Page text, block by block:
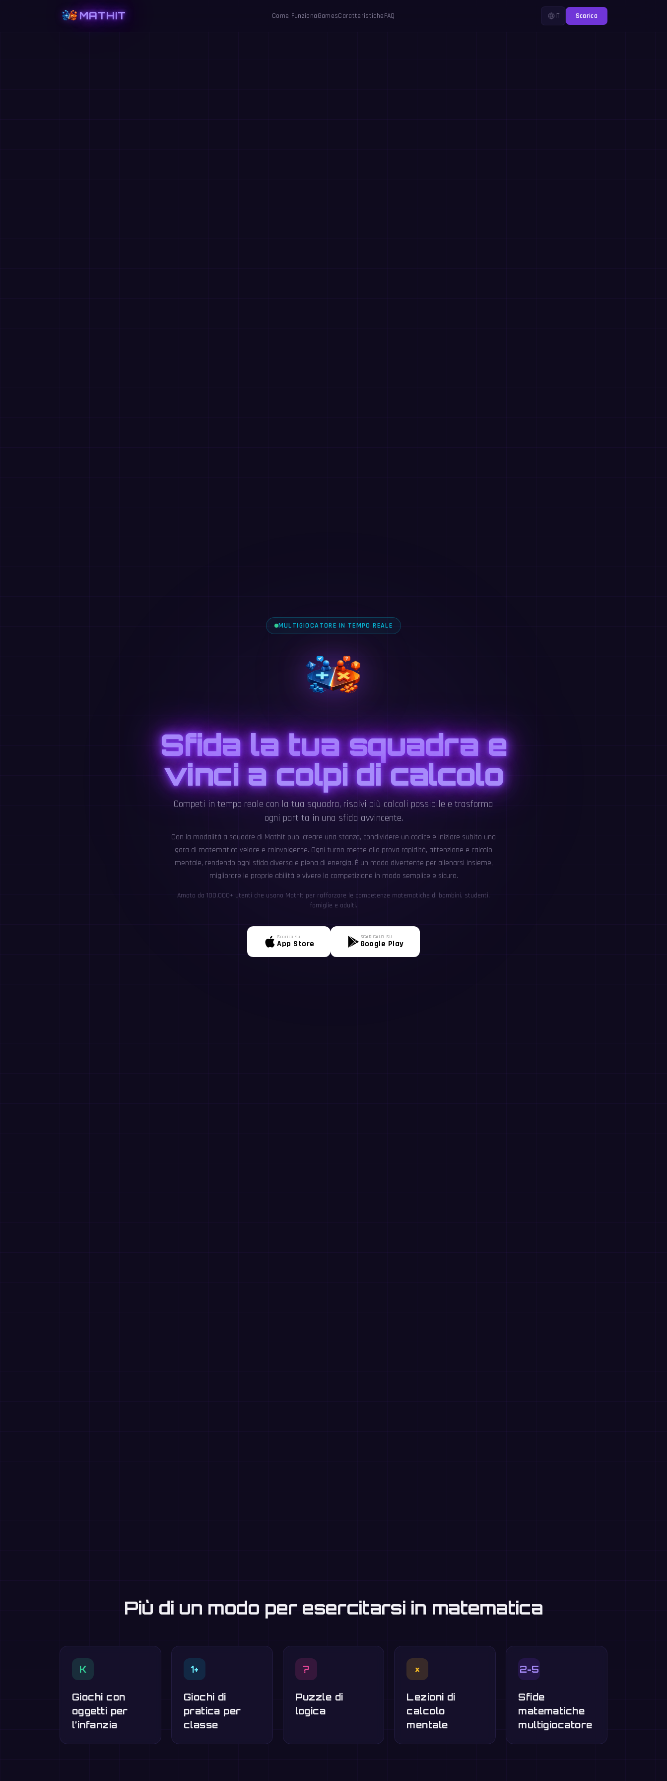
MATHIT Come FunzionaGamesCaratteristicheFAQ IT Scarica
MULTIGIOCATORE IN TEMPO REALE
Sfida la tua squadra e
vinci a colpi di calcolo
Competi in tempo reale con la tua squadra, risolvi più calcoli possibile e trasforma
ogni partita in una sfida avvincente.
Con la modalità a squadre di MathIt puoi creare una stanza, condividere un codice e iniziare subito una
gara di matematica veloce e coinvolgente. Ogni turno mette alla prova rapidità, attenzione e calcolo
mentale, rendendo ogni sfida diversa e piena di energia. È un modo divertente per allenarsi insieme,
migliorare le proprie abilità e vivere la competizione in modo semplice e sicuro.
Amato da 100,000+ utenti che usano MathIt per rafforzare le competenze matematiche di bambini, studenti,
famiglie e adulti.
Scarica su
App Store
SCARICALO SU
Google Play
Più di un modo per esercitarsi in matematica
K
Giochi con
oggetti per
l’infanzia
1+
Giochi di
pratica per
classe
?
Puzzle di
logica
×
Lezioni di
calcolo
mentale
2-5
Sfide
matematiche
multigiocatore